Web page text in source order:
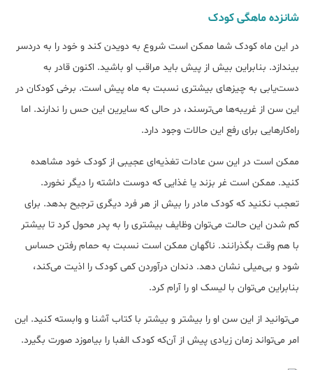
شانزده ماهگی کودک
در این ماه کودک شما ممکن است شروع به دویدن کند و خود را به دردسر
بیندازد. بنابراین بیش از پیش باید مراقب او باشید. اکنون قادر به
دست‌یابی به چیزهای بیشتری نسبت به ماه پیش است. برخی کودکان در
این سن از غریبه‌ها می‌ترسند، در حالی که سایرین این حس را ندارند. اما
راه‌کارهایی برای رفع این حالات وجود دارد.
ممکن است در این سن عادات تغذیه‌ای عجیبی از کودک خود مشاهده
کنید. ممکن است غر بزند یا غذایی که دوست داشته را دیگر نخورد.
تعجب نکنید که کودک مادر را بیش از هر فرد دیگری ترجیح بدهد. برای
کم شدن این حالت می‌توان وظایف بیشتری را به پدر محول کرد تا بیشتر
با هم وقت بگذرانند. ناگهان ممکن است نسبت به حمام رفتن حساس
شود و بی‌میلی نشان دهد. دندان درآوردن کمی کودک را اذیت می‌کند،
بنابراین می‌توان با لیسک او را آرام کرد.
می‌توانید از این سن او را بیشتر و بیشتر با کتاب آشنا و وابسته کنید. این
امر می‌تواند زمان زیادی پیش از آن‌که کودک الفبا را بیاموزد صورت بگیرد.